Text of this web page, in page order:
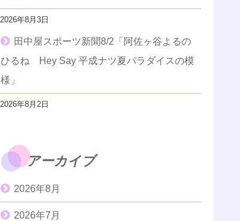
2026年8月3日
田中屋スポーツ新聞8/2「阿佐ヶ谷よるの
ひるね Hey Say 平成ナツ夏パラダイスの模
様」
2026年8月2日
アーカイブ
2026年8月
2026年7月